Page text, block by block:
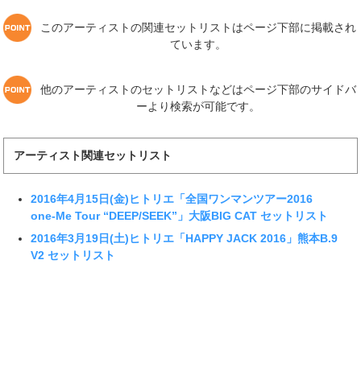
このアーティストの関連セットリストはページ下部に掲載され
ています。
他のアーティストのセットリストなどはページ下部のサイドバ
ーより検索が可能です。
アーティスト関連セットリスト
2016年4月15日(金)ヒトリエ「全国ワンマンツアー2016
one-Me Tour “DEEP/SEEK”」大阪BIG CAT セットリスト
2016年3月19日(土)ヒトリエ「HAPPY JACK 2016」熊本B.9
V2 セットリスト